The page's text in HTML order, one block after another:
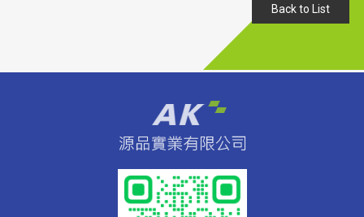
Back to List